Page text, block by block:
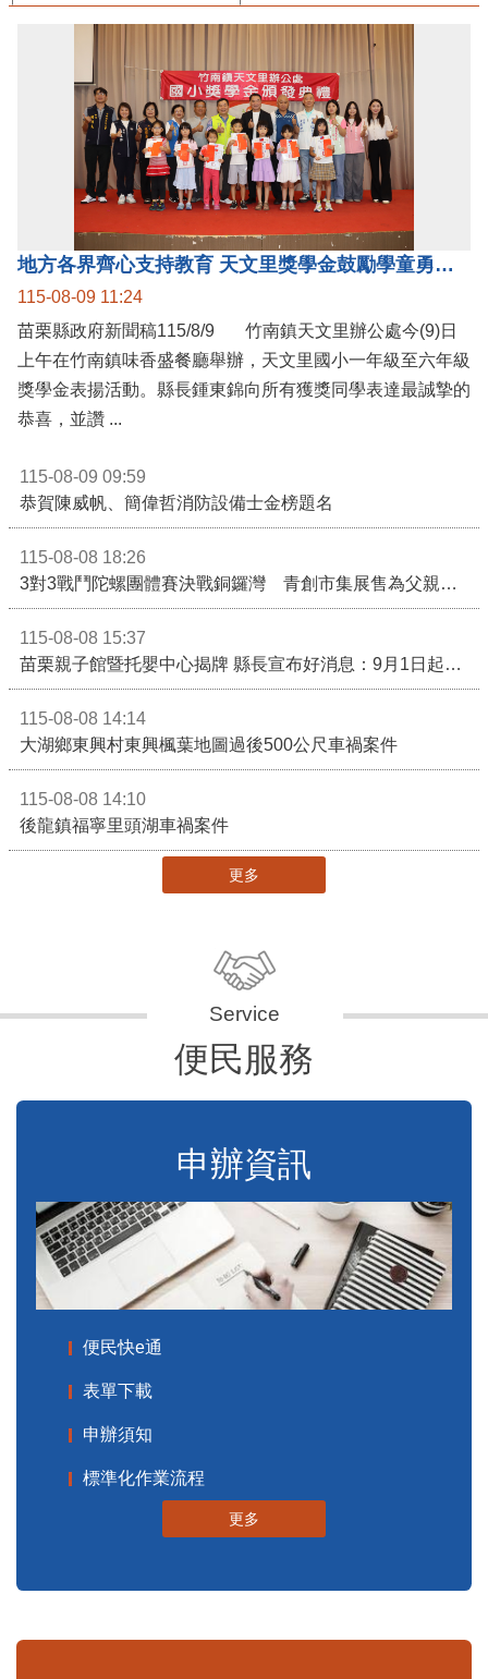
地方各界齊心支持教育 天文里獎學金鼓勵學童勇敢追夢
115-08-09 11:24
苗栗縣政府新聞稿115/8/9 竹南鎮天文里辦公處今(9)日
上午在竹南鎮味香盛餐廳舉辦，天文里國小一年級至六年級
獎學金表揚活動。縣長鍾東錦向所有獲獎同學表達最誠摯的
恭喜，並讚 ...
115-08-09 09:59
恭賀陳威帆、簡偉哲消防設備士金榜題名
115-08-08 18:26
3對3戰鬥陀螺團體賽決戰銅鑼灣 青創市集展售為父親節增添繽紛
115-08-08 15:37
苗栗親子館暨托嬰中心揭牌 縣長宣布好消息：9月1日起調降臨時托嬰費用
115-08-08 14:14
大湖鄉東興村東興楓葉地圖過後500公尺車禍案件
115-08-08 14:10
後龍鎮福寧里頭湖車禍案件
更多
便民服務
申辦資訊
便民快e通
表單下載
申辦須知
標準化作業流程
更多